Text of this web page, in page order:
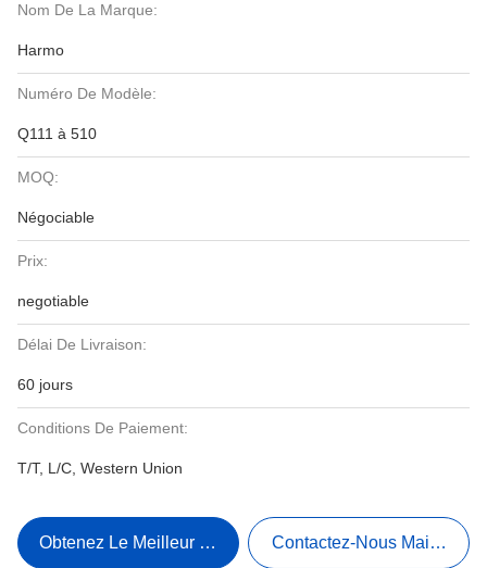
Nom De La Marque:
Harmo
Numéro De Modèle:
Q111 à 510
MOQ:
Négociable
Prix:
negotiable
Délai De Livraison:
60 jours
Conditions De Paiement:
T/T, L/C, Western Union
Obtenez Le Meilleur Prix Contactez-Nous Maintenant